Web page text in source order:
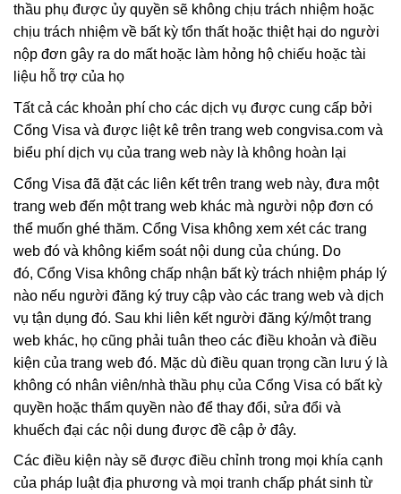
thầu phụ được ủy quyền sẽ không chịu trách nhiệm hoặc
chịu trách nhiệm về bất kỳ tổn thất hoặc thiệt hại do người
nộp đơn gây ra do mất hoặc làm hỏng hộ chiếu hoặc tài
liệu hỗ trợ của họ
Tất cả các khoản phí cho các dịch vụ được cung cấp bởi
Cổng Visa và được liệt kê trên trang web congvisa.com và
biểu phí dịch vụ của trang web này là không hoàn lại
Cổng Visa đã đặt các liên kết trên trang web này, đưa một
trang web đến một trang web khác mà người nộp đơn có
thể muốn ghé thăm. Cổng Visa không xem xét các trang
web đó và không kiểm soát nội dung của chúng. Do
đó, Cổng Visa không chấp nhận bất kỳ trách nhiệm pháp lý
nào nếu người đăng ký truy cập vào các trang web và dịch
vụ tận dụng đó. Sau khi liên kết người đăng ký/một trang
web khác, họ cũng phải tuân theo các điều khoản và điều
kiện của trang web đó. Mặc dù điều quan trọng cần lưu ý là
không có nhân viên/nhà thầu phụ của Cổng Visa có bất kỳ
quyền hoặc thẩm quyền nào để thay đổi, sửa đổi và
khuếch đại các nội dung được đề cập ở đây.
Các điều kiện này sẽ được điều chỉnh trong mọi khía cạnh
của pháp luật địa phương và mọi tranh chấp phát sinh từ